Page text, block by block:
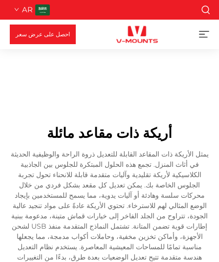
AR
احصل على عرض سعر
أريكة ذات مقاعد مائلة
يمثل الأريكة ذات المقاعد القابلة للتعديل ذروة الراحة والوظيفية الحديثة
في أثاث المنزل. تجمع هذه الحلول المبتكرة للجلوس بين الجاذبية
الكلاسيكية لأريكة تقليدية وآليات متقدمة قابلة للانحناء تحول تجربة
الجلوس الخاصة بك. يمكن تعديل كل مقعد بشكل فردي من خلال
محركات سلسة وهادئة أو آليات يدوية، مما يسمح للمستخدمين بإيجاد
الوضع المثالي لهم للاسترخاء. تحتوي الأريكة عادةً على مواد تنجيد عالية
الجودة، تتراوح من الجلد الفاخر إلى خيارات قماش متينة، مدعومة ببنية
إطارات قوية تضمن المتانة. تشتمل النماذج المتقدمة منفذ USB لشحن
الأجهزة، وأماكن تخزين مخفية، وحاملات أكواب مدمجة، مما يجعلها
مناسبة تمامًا للمساحات المعيشية المعاصرة. يستخدم نظام التعديل
هندسة متقدمة تتيح تعديل الوضعيات بعدة طرق، بدءًا من التغييرات